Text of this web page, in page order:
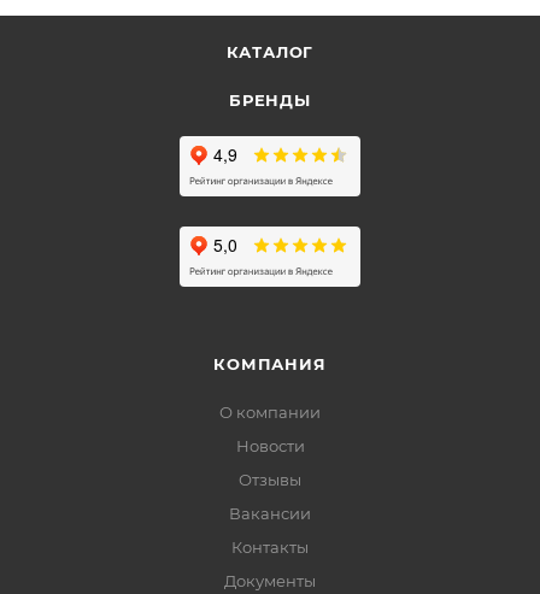
КАТАЛОГ
БРЕНДЫ
КОМПАНИЯ
О компании
Новости
Отзывы
Вакансии
Контакты
Документы